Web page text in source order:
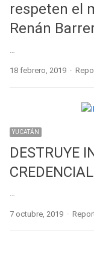
respeten el
Renán
…
18 febrero, 2019
YUCATÁN
DESTRUYE
…
7 octubre, 2019 Author